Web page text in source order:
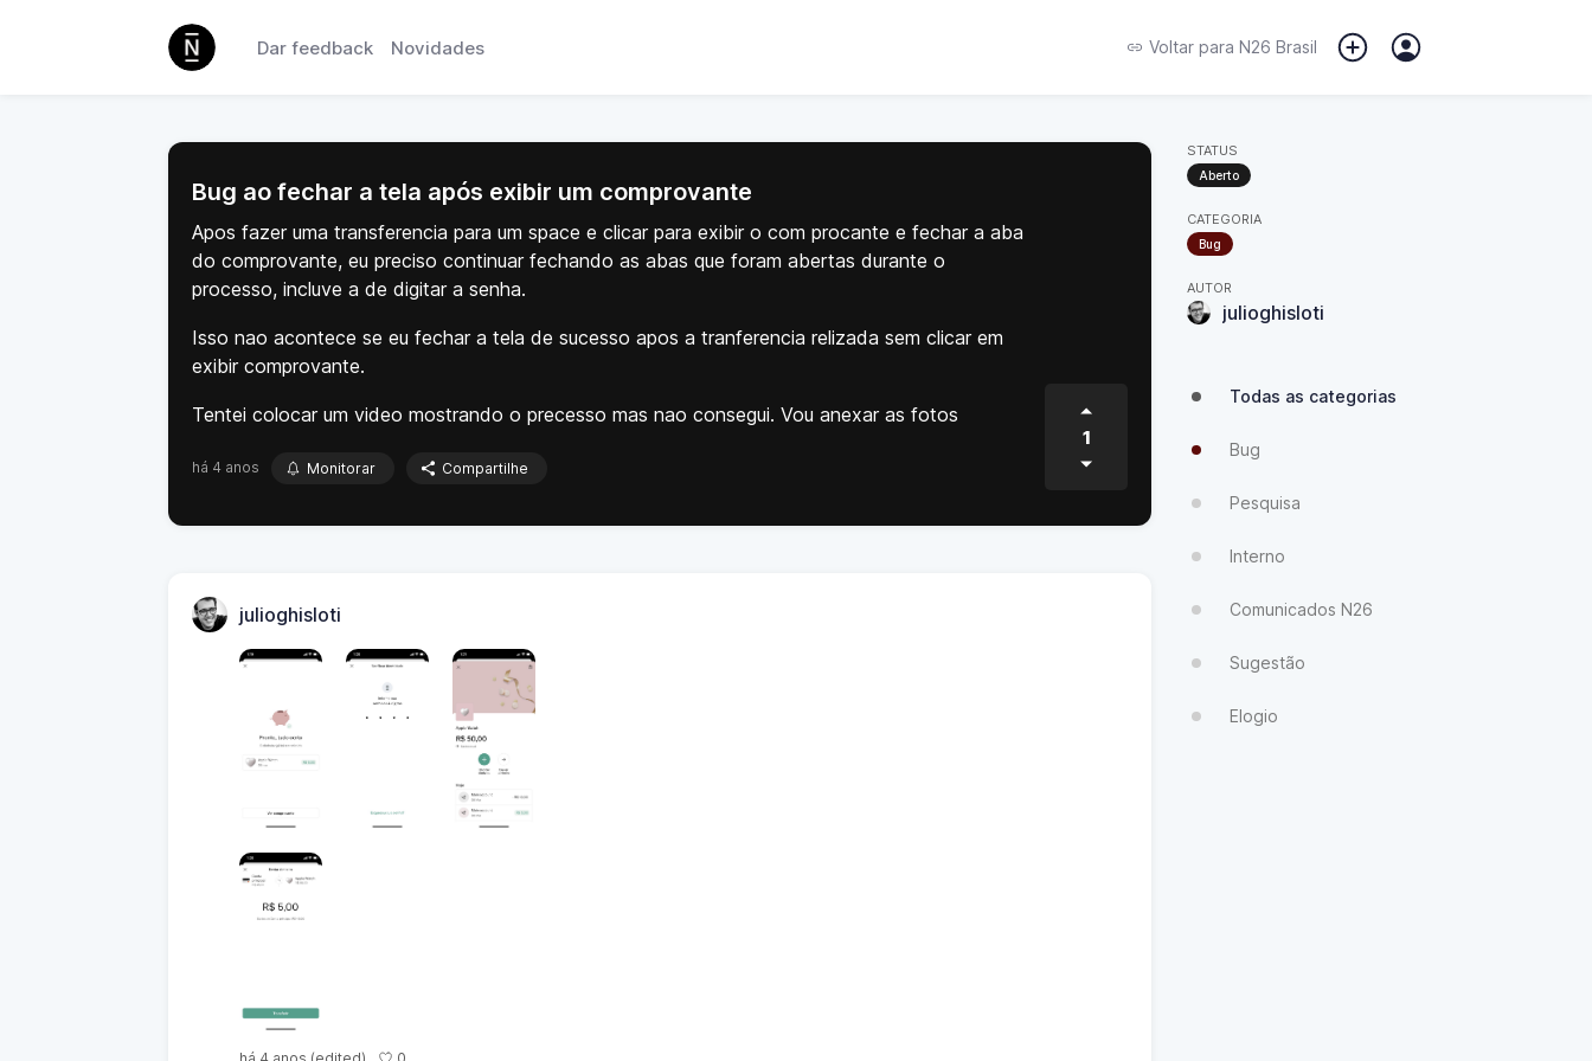
Dar feedback Novidades Voltar para N26 Brasil
Bug ao fechar a tela após exibir um comprovante
Apos fazer uma transferencia para um space e clicar para exibir o com procante e fechar a aba
do comprovante, eu preciso continuar fechando as abas que foram abertas durante o
processo, incluve a de digitar a senha.
Isso nao acontece se eu fechar a tela de sucesso apos a tranferencia relizada sem clicar em
exibir comprovante.
Tentei colocar um video mostrando o precesso mas nao consegui. Vou anexar as fotos
há 4 anos Monitorar Compartilhe
1
julioghisloti
0
STATUS
Aberto
CATEGORIA
Bug
AUTOR
julioghisloti
Todas as categorias
Bug
Pesquisa
Interno
Comunicados N26
Sugestão
Elogio